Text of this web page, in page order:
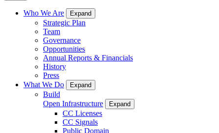
Who We Are Expand
Strategic Plan
Team
Governance
Opportunities
Annual Reports & Financials
History
Press
What We Do
Expand
Build
Open Infrastructure
Expand
CC Licenses
CC Signals
Public Domain